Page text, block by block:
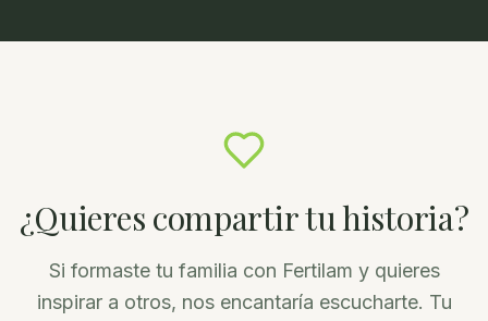
¿Quieres compartir tu historia?
Si formaste tu familia con Fertilam y quieres
inspirar a otros, nos encantaría escucharte. Tu